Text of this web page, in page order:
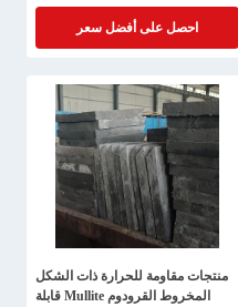
Al2O3
احصل على أفضل سعر
منتجات مقاومة للحرارة ذات الشكل
المخروط القرودوم Mullite قابلة